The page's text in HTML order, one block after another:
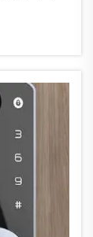
の鍵と
盗難か
ックで